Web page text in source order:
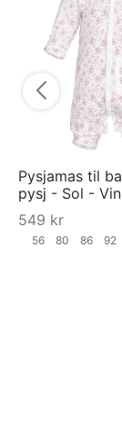
Pysjamas til
pysj - Sol -
549 kr
56 80 86 92